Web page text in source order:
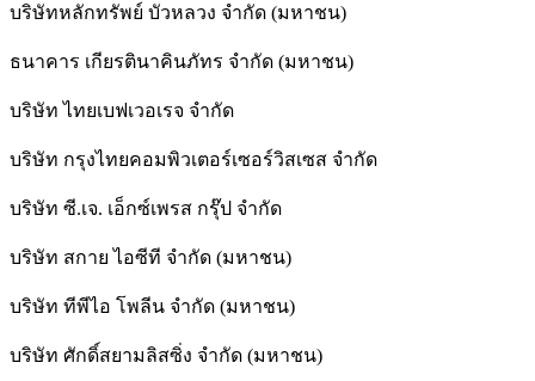
บริษัทหลักทรัพย์ บัวหลวง จำกัด (มหาชน)
ธนาคาร เกียรตินาคินภัทร จำกัด (มหาชน)
บริษัท ไทยเบฟเวอเรจ จำกัด
บริษัท กรุงไทยคอมพิวเตอร์เซอร์วิสเซส จำกัด
บริษัท ซี.เจ. เอ็กซ์เพรส กรุ๊ป จำกัด
บริษัท สกาย ไอซีที จำกัด (มหาชน)
บริษัท ทีพีไอ โพลีน จำกัด (มหาชน)
บริษัท ศักดิ์สยามลิสซิ่ง จำกัด (มหาชน)